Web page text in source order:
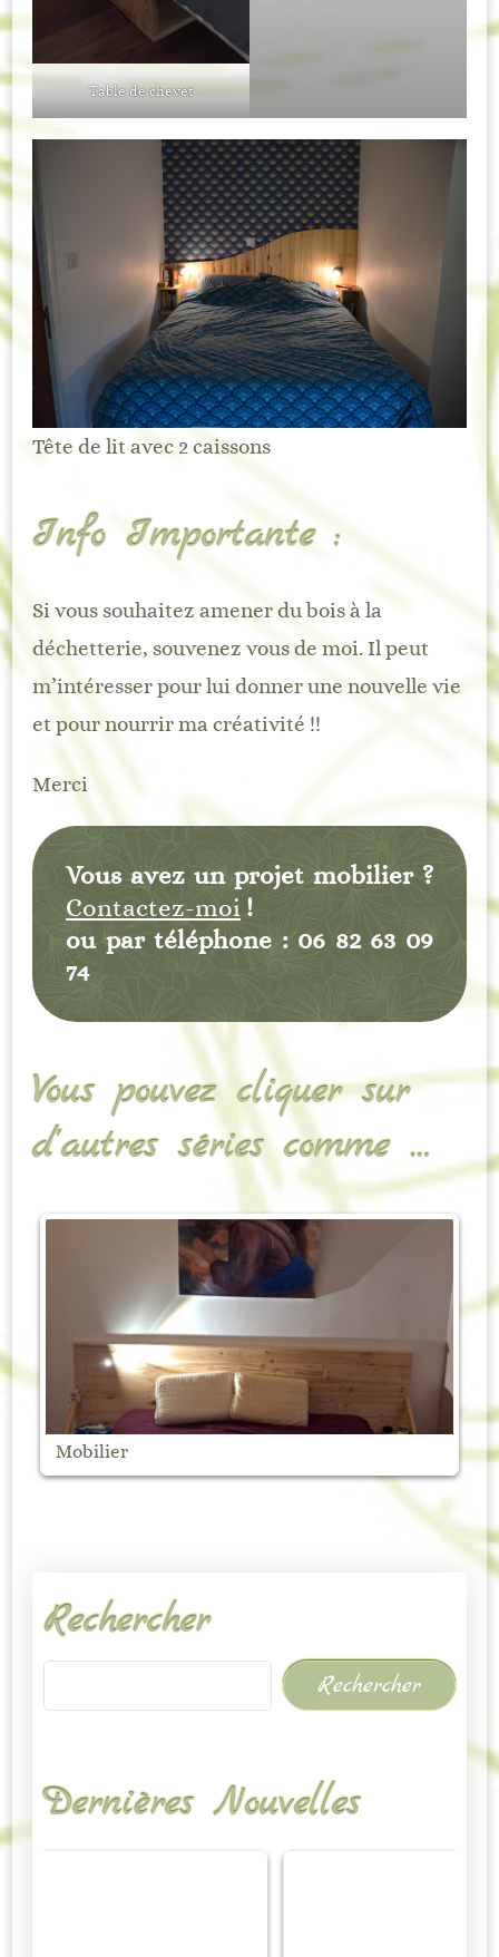
Table de chevet
Tête de lit avec 2 caissons
Info Importante :
Si vous souhaitez amener du bois à la
déchetterie, souvenez vous de moi. Il peut
m’intéresser pour lui donner une nouvelle vie
et pour nourrir ma créativité !!
Merci
Vous avez un projet mobilier ?
Contactez-moi !
ou par téléphone : 06 82 63 09
74
Vous pouvez cliquer sur
d’autres séries comme …
Mobilier
Rechercher
Rechercher
Dernières Nouvelles